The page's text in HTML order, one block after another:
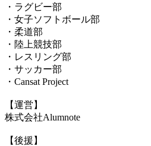
・ラグビー部
・女子ソフトボール部
・柔道部
・陸上競技部
・レスリング部
・サッカー部
・Cansat Project
【運営】
株式会社Alumnote
【後援】